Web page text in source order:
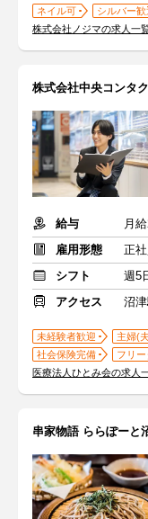
ネイル可
シルバー歓
株式会社ノジマの求人一
株式会社中央コンタ
給与
月
雇用形態
正社
シフト
週5
アクセス
沼
未経験者歓迎 主婦(
社会保険完備
フリ
医療法人ひとみ会の求人
串家物語 ららぽーと